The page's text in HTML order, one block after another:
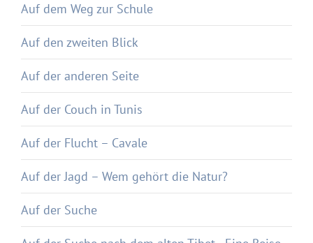
Auf dem Weg zur Schule
Auf den zweiten Blick
Auf der anderen Seite
Auf der Couch in Tunis
Auf der Flucht – Cavale
Auf der Jagd – Wem gehört die Natur?
Auf der Suche